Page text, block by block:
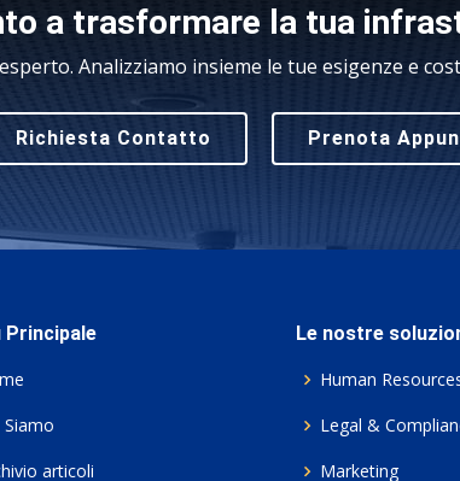
a trasformare la tua
Analizziamo insieme le tue esigenze e
Richiesta Contatto Prenota
Principale
Siamo
articoli
Le nostre
Human
Legal &
Marketing